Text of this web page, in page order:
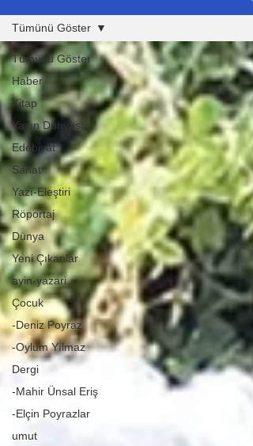
Tümünü Göster
Haber
Kitap
Yayın Dünyası
Edebiyat
Sanat
Yazı-Eleştiri
Röportaj
Dünya
Yeni Çıkanlar
ayin-yazari
Çocuk
-Deniz Poyraz
-Oylum Yılmaz
Dergi
-Mahir Ünsal Eriş
-Elçin Poyrazlar
umut
Tümünü Göster